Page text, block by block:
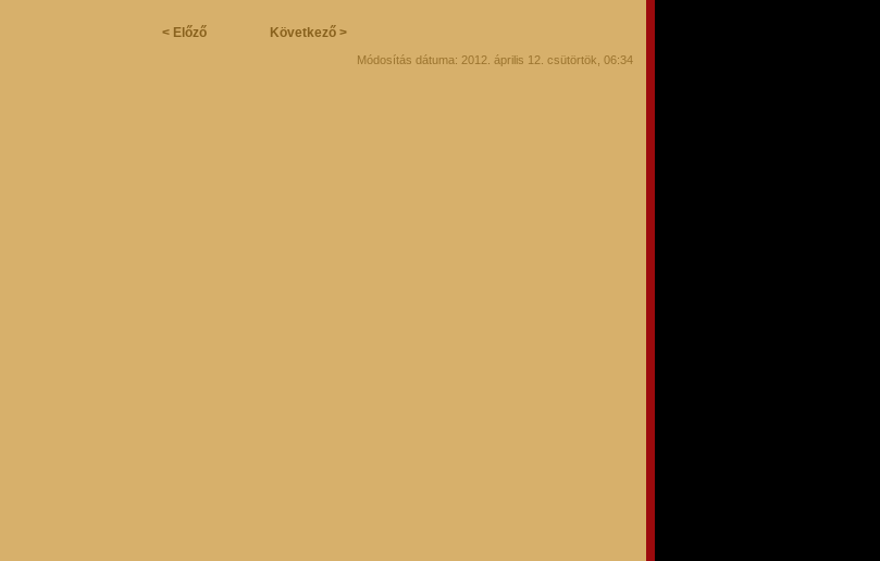
< Előző Következő >
Módosítás dátuma: 2012. április 12. csütörtök, 06:34